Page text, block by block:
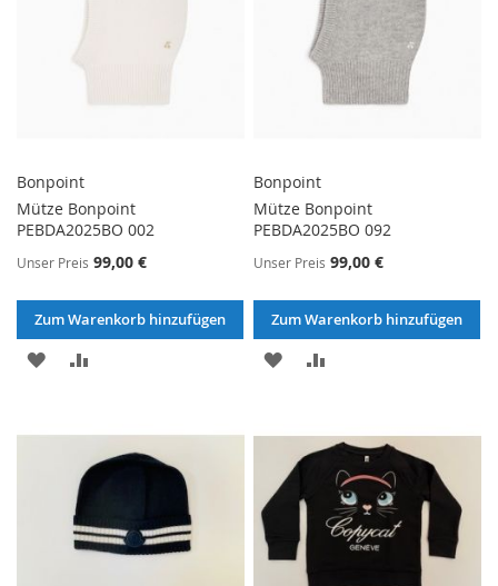
Bonpoint
Mütze Bonpoint
PEBDA2025BO 002
Unser Preis 99,00 €
Zum Warenkorb hinzufügen
ZUR
HINZUFÜGEN
HINZUFÜGEN
Bonpoint
Mütze Bonpoint
PEBDA2025BO 092
Unser Preis 99,00 €
Zum Warenkorb hinzufügen
ZUR
HINZUFÜGEN
HINZUFÜGEN